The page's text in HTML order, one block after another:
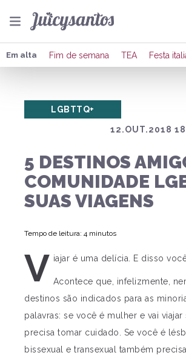
Em alta Fim de semana TEA Festa
12.OUT.2018
LGBTTQ+
5 DESTINOS
COMUNIDADE
SUAS VIAGENS
Tempo de leitura: 4 minutos
V iajar é uma delícia. E disso
Acontece que, infelizmente,
destinos são indicados para as
palavras: se você é mulher e vai viajar
precisa tomar cuidado. Se você é
bissexual e transexual também